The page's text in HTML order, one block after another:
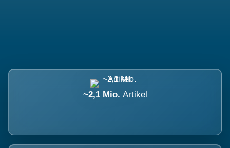
~2,1 Mio. Artikel